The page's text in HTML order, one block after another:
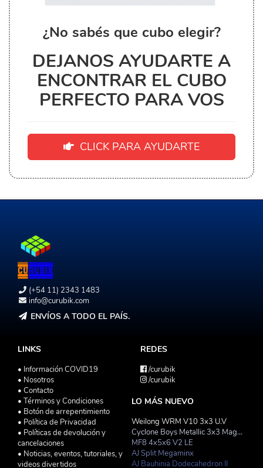
¿No sabés que cubo elegir?
DEJANOS AYUDARTE A
ENCONTRAR EL CUBO
PERFECTO PARA VOS
CLICK PARA AYUDARTE
(+54 11) 2343 1483
info@curubik.com
ENVÍOS A TODO EL PAÍS.
LINKS
• Información COVID19
• Nosotros
• Contacto
• Términos y Condiciones
• Botón de arrepentimiento
• Política de Privacidad
• Políticas de devolución y
cancelaciones
• Noticias, eventos, tutoriales, y
videos divertidos
REDES
/curubik
/curubik
LO MÁS NUEVO
Weilong WRM V10 3x3 U.V
Cyclone Boys Metallic 3x3 Magnetico Macaron
MF8 4x5x6 V2 LE
AJ Split Megaminx
AJ Bauhinia Dodecahedron II